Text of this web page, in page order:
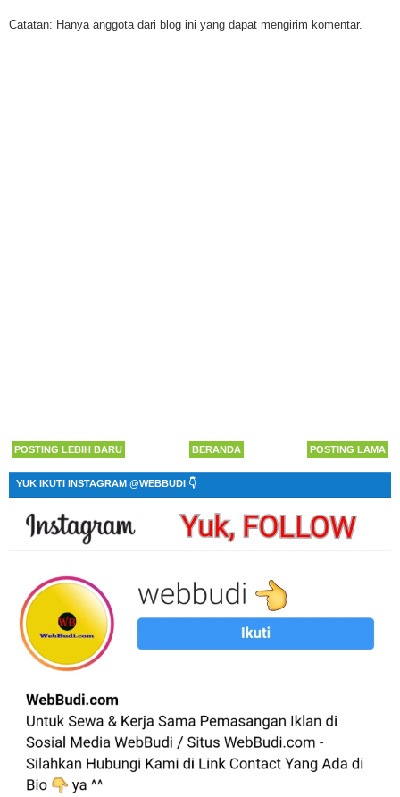
Catatan: Hanya anggota dari blog ini yang dapat mengirim komentar.
POSTING LEBIH BARU POSTING LAMA
BERANDA
YUK IKUTI INSTAGRAM @WEBBUDI 👇